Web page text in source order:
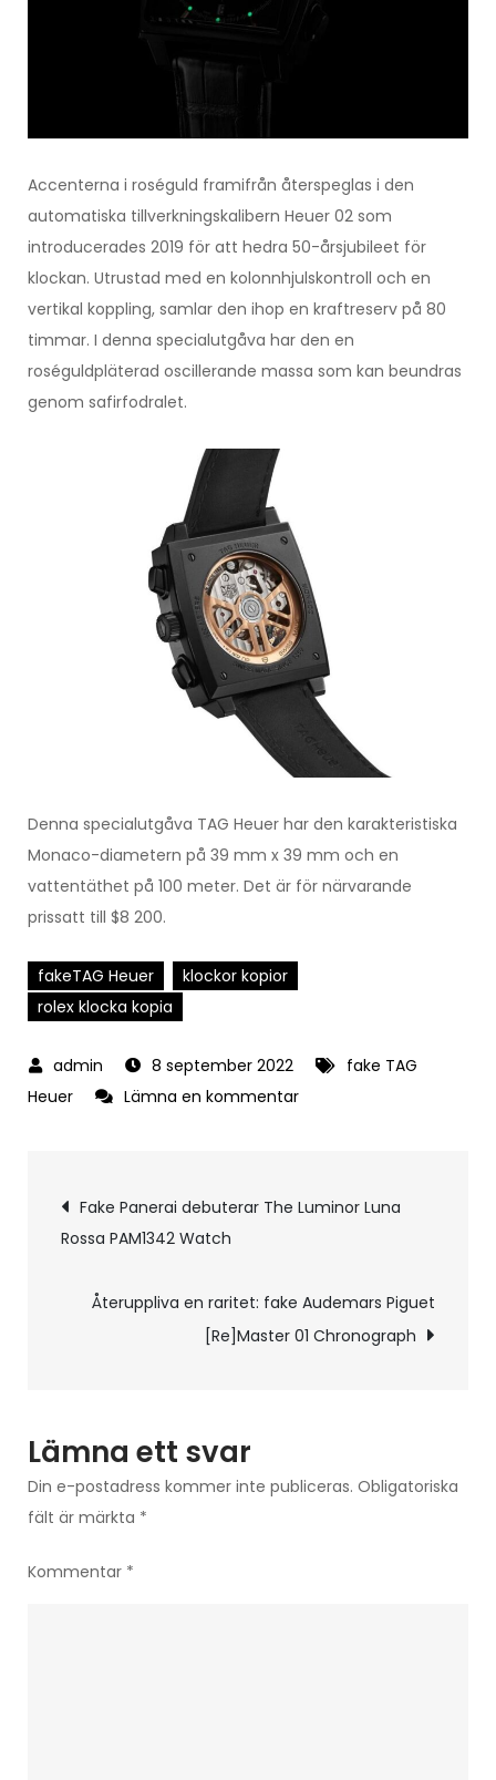
Accenterna i roséguld framifrån återspeglas i den
automatiska tillverkningskalibern Heuer 02 som
introducerades 2019 för att hedra 50-årsjubileet för
klockan. Utrustad med en kolonnhjulskontroll och en
vertikal koppling, samlar den ihop en kraftreserv på 80
timmar. I denna specialutgåva har den en
roséguldpläterad oscillerande massa som kan beundras
genom safirfodralet.
Denna specialutgåva TAG Heuer har den karakteristiska
Monaco-diametern på 39 mm x 39 mm och en
vattentäthet på 100 meter. Det är för närvarande
prissatt till $8 200.
fakeTAG Heuer
klockor kopior
rolex klocka kopia
8 september 2022
fake TAG
Heuer
Lämna en kommentarpå
fake
Presents
Special
Inläggsnavigering
Fake Panerai debuterar The Luminor Luna
Rossa PAM1342 Watch
Återuppliva en raritet: fake Audemars Piguet
[Re]Master 01 Chronograph
Lämna ett svar
Din e-postadress kommer inte publiceras. Obligatoriska
fält är märkta *
Kommentar *